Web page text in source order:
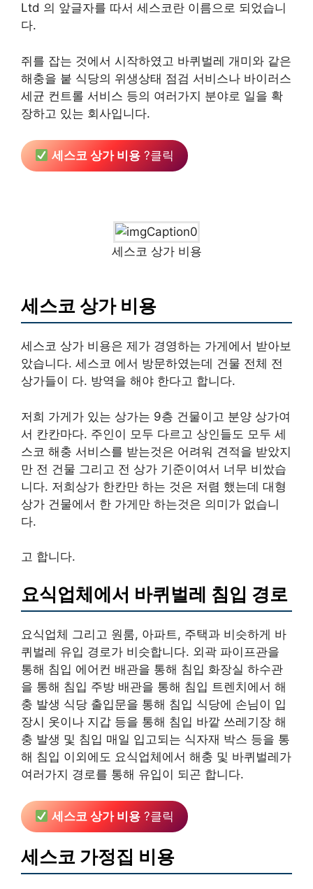
Ltd 의 앞글자를 따서 세스코란 이름으로 되었습니
다.
쥐를 잡는 것에서 시작하였고 바퀴벌레 개미와 같은
해충을 붙 식당의 위생상태 점검 서비스나 바이러스
세균 컨트롤 서비스 등의 여러가지 분야로 일을 확
장하고 있는 회사입니다.
세스코 상가 비용 ?클릭
세스코 상가 비용
세스코 상가 비용
세스코 상가 비용은 제가 경영하는 가게에서 받아보
았습니다. 세스코 에서 방문하였는데 건물 전체 전
상가들이 다. 방역을 해야 한다고 합니다.
저희 가게가 있는 상가는 9층 건물이고 분양 상가여
서 칸칸마다. 주인이 모두 다르고 상인들도 모두 세
스코 해충 서비스를 받는것은 어려워 견적을 받았지
만 전 건물 그리고 전 상가 기준이여서 너무 비쌌습
니다. 저희상가 한칸만 하는 것은 저렴 했는데 대형
상가 건물에서 한 가게만 하는것은 의미가 없습니
다.
고 합니다.
요식업체에서 바퀴벌레 침입 경로
요식업체 그리고 원룸, 아파트, 주택과 비슷하게 바
퀴벌레 유입 경로가 비슷합니다. 외곽 파이프관을
통해 침입 에어컨 배관을 통해 침입 화장실 하수관
을 통해 침입 주방 배관을 통해 침입 트렌치에서 해
충 발생 식당 출입문을 통해 침입 식당에 손님이 입
장시 옷이나 지갑 등을 통해 침입 바깥 쓰레기장 해
충 발생 및 침입 매일 입고되는 식자재 박스 등을 통
해 침입 이외에도 요식업체에서 해충 및 바퀴벌레가
여러가지 경로를 통해 유입이 되곤 합니다.
세스코 상가 비용 ?클릭
세스코 가정집 비용